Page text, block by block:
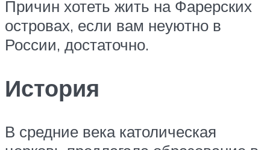
Причин хотеть жить на Фарерских
островах, если вам неуютно в
России, достаточно.
История
В средние века католическая